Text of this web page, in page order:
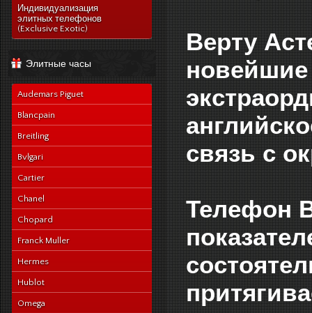
543-vertu-signature-
touch-grape-lizard-
en
navy-alligator-en
category
175-novyj-vertu-
signature-new-touch
Индивидуализация
элитных телефонов
(Exclusive Exotic)
Элитные часы
Audemars Piguet
Blancpain
Breitling
Bvlgari
Cartier
Chanel
Chopard
Franck Muller
Hermes
Hublot
Omega
Верту
связь с
Телефон